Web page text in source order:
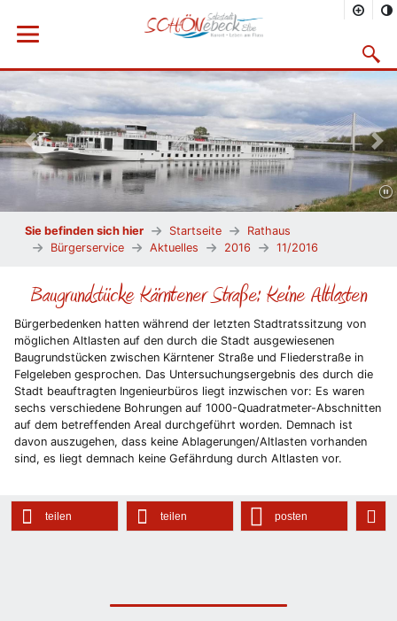
Menü öffnen
Vorheriges Bild
Sie befinden sich hier Startseite
Rathaus
Bürgerservice
Aktuelles 2016 11/2016
Baugrundstücke Kärntener Straße: Keine Altlasten
Bürgerbedenken hatten während der letzten Stadtratssitzung von
möglichen Altlasten auf den durch die Stadt ausgewiesenen
Baugrundstücken zwischen Kärntener Straße und Fliederstraße in
Felgeleben gesprochen. Das Untersuchungsergebnis des durch die
Stadt beauftragten Ingenieurbüros liegt inzwischen vor: Es waren
sechs verschiedene Bohrungen auf 1000-Quadratmeter-Abschnitten
auf dem betreffenden Areal durchgeführt worden. Demnach ist
davon auszugehen, dass keine Ablagerungen/Altlasten vorhanden
sind, es liegt demnach keine Gefährdung durch Altlasten vor.
teilen teilen posten